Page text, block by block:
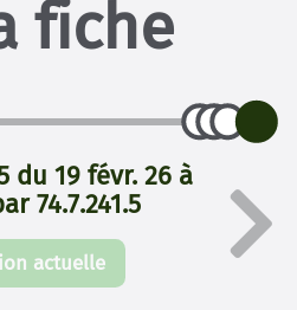
fiche
du 19 févr. 26 à
74.7.241.5
actuelle